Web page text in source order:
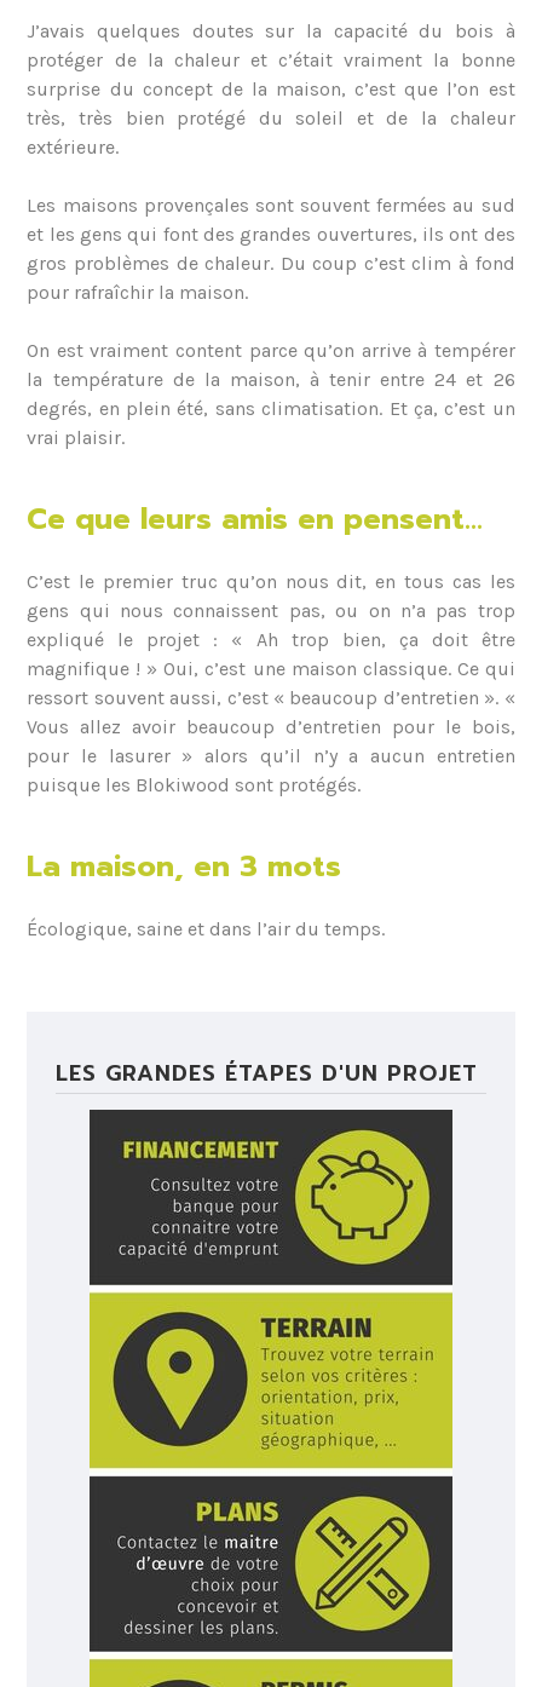
J’avais quelques doutes sur la capacité du bois à
protéger de la chaleur et c’était vraiment la bonne
surprise du concept de la maison, c’est que l’on est
très, très bien protégé du soleil et de la chaleur
extérieure.
Les maisons provençales sont souvent fermées au sud
et les gens qui font des grandes ouvertures, ils ont des
gros problèmes de chaleur. Du coup c’est clim à fond
pour rafraîchir la maison.
On est vraiment content parce qu’on arrive à tempérer
la température de la maison, à tenir entre 24 et 26
degrés, en plein été, sans climatisation. Et ça, c’est un
vrai plaisir.
Ce que leurs amis en pensent…
C’est le premier truc qu’on nous dit, en tous cas les
gens qui nous connaissent pas, ou on n’a pas trop
expliqué le projet : « Ah trop bien, ça doit être
magnifique ! » Oui, c’est une maison classique. Ce qui
ressort souvent aussi, c’est « beaucoup d’entretien ». «
Vous allez avoir beaucoup d’entretien pour le bois,
pour le lasurer » alors qu’il n’y a aucun entretien
puisque les Blokiwood sont protégés.
La maison, en 3 mots
Écologique, saine et dans l’air du temps.
LES GRANDES ÉTAPES D'UN PROJET